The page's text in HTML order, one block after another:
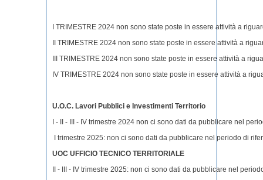
I TRIMESTRE 2024 non sono state poste in essere attività a
II TRIMESTRE 2024 non sono state poste in essere attività a
III TRIMESTRE 2024 non sono state poste in essere attività a
IV TRIMESTRE 2024 non sono state poste in essere attività a
U.O.C. Lavori Pubblici e Investimenti Territorio
I - II - III - IV trimestre 2024 non ci sono dati da pubblicare nel
I trimestre 2025: non ci sono dati da pubblicare nel periodo di
UOC UFFICIO TECNICO TERRITORIALE
II - III - IV trimestre 2025: non ci sono dati da pubblicare nel